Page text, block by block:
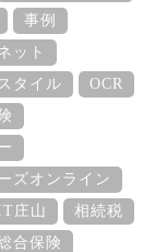
事例
ット
タイル
OCR
ズオンライン
庄山
相続税
合保険